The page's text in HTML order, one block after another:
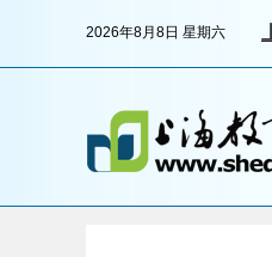
2026年8月8日 星期六